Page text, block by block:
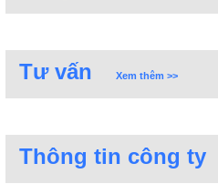
Tư vấn Xem thêm >>
Thông tin công ty